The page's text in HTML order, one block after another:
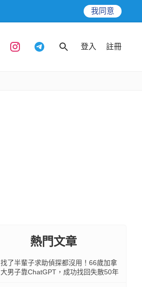
我同意
登入 註冊
熱門文章
找了半輩子求助偵探都沒用！66歲加拿
大男子靠ChatGPT，成功找回失散50年